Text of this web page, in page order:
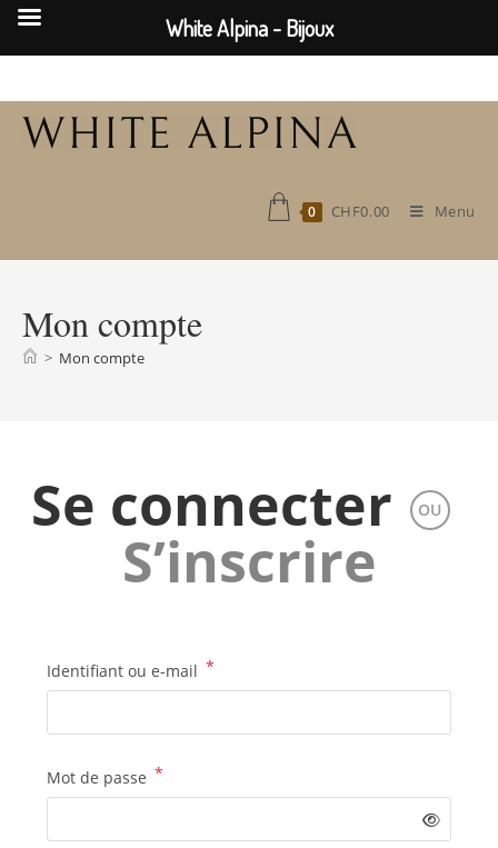
0 CHF0.00 Menu
Mon compte
> Mon compte
Se connecter OU
S’inscrire
Identifiant ou e-mail *
Mot de passe *
White Alpina - Bijoux